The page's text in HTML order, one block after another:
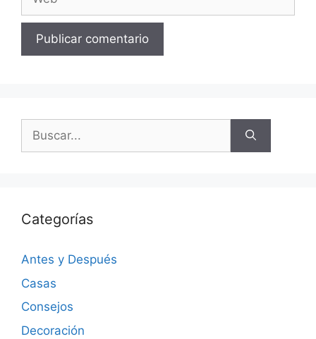
Categorías
Antes y Después
Casas
Consejos
Decoración